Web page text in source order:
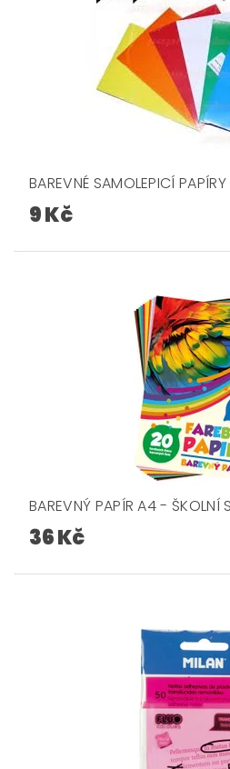
BAREVNÉ SAMOLEPICÍ
9 Kč
BAREVNÝ PAPÍR A4 - ŠKOLNÍ
36 Kč